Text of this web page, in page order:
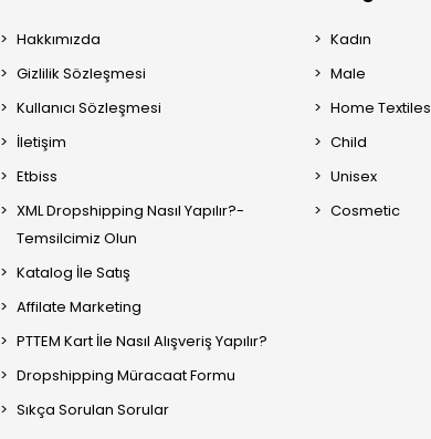
Hakkımızda
Gizlilik Sözleşmesi
Kullanıcı Sözleşmesi
İletişim
Etbiss
XML Dropshipping Nasıl Yapılır?-
Temsilcimiz Olun
Katalog İle Satış
Affilate Marketing
PTTEM Kart İle Nasıl Alışveriş Yapılır?
Dropshipping Müracaat Formu
Sıkça Sorulan Sorular
Kadın
Male
Home Textiles
Child
Unisex
Cosmetic